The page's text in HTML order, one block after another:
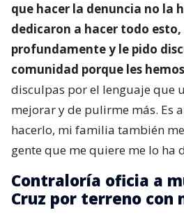
que hacer la denuncia no la
dedicaron a hacer todo
profundamente y le pido
comunidad porque les
disculpas por el lenguaje que
mejorar y de pulirme más. Es
hacerlo, mi familia también
gente que me quiere me lo ha
Contraloría oficia a
Cruz por terreno con